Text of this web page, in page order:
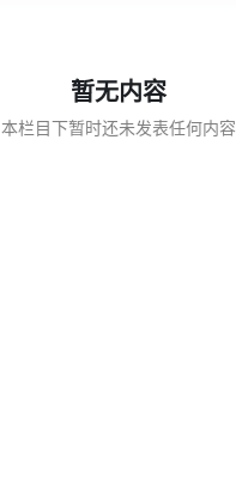
暂无内容
本栏目下暂时还未发表任何内容